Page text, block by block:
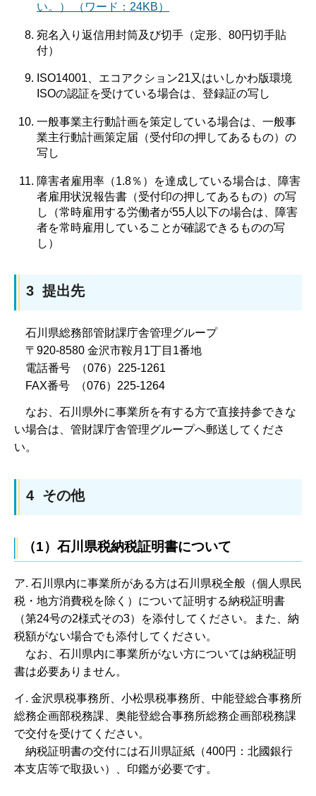
い。）
（ワード：24KB）
宛名入り返信用封筒及び切手（定形、80円切手貼
付）
ISO14001、エコアクション21又はいしかわ版環境
ISOの認証を受けている場合は、登録証の写し
一般事業主行動計画を策定している場合は、一般事
業主行動計画策定届（受付印の押してあるもの）の
写し
障害者雇用率（1.8％）を達成している場合は、障害
者雇用状況報告書（受付印の押してあるもの）の写
し（常時雇用する労働者が55人以下の場合は、障害
者を常時雇用していることが確認できるものの写
し）
3 提出先
石川県総務部管財課庁舎管理グループ
〒920-8580 金沢市鞍月1丁目1番地
電話番号 （076）225-1261
FAX番号 （076）225-1264
なお、石川県外に事業所を有する方で直接持参できな
い場合は、管財課庁舎管理グループへ郵送してくださ
い。
4 その他
（1）石川県税納税証明書について
ア. 石川県内に事業所がある方は石川県税全般（個人県民
税・地方消費税を除く）について証明する納税証明書
（第24号の2様式その3）を添付してください。また、納
税額がない場合でも添付してください。
なお、石川県内に事業所がない方については納税証明
書は必要ありません。
イ. 金沢県税事務所、小松県税事務所、中能登総合事務所
総務企画部税務課、奥能登総合事務所総務企画部税務課
で交付を受けてください。
納税証明書の交付には石川県証紙（400円：北國銀行
本支店等で取扱い）、印鑑が必要です。